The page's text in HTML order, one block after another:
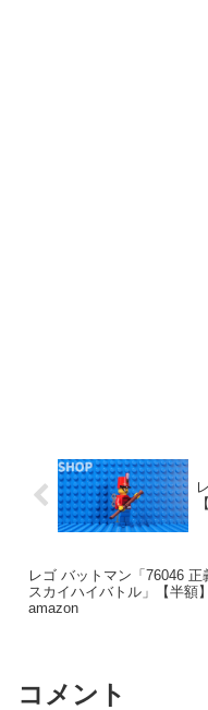
レゴ バットマン「76046 正
スカイハイバトル」【半額
amazon
コメント